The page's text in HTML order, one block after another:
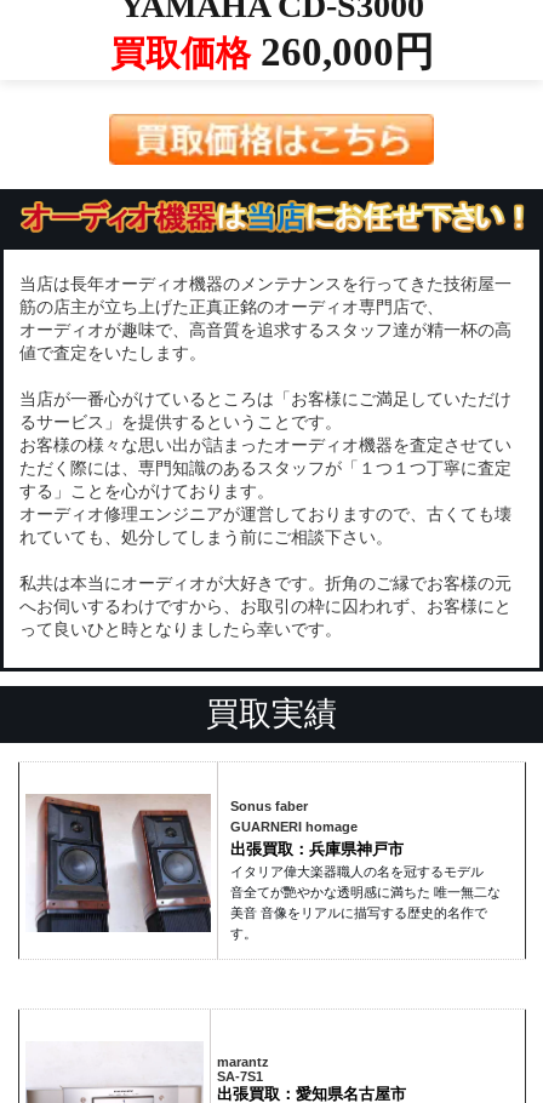
買取価格260,000円
当店は長年オーディオ機器のメンテナンスを行ってきた技術屋一
筋の店主が立ち上げた正真正銘のオーディオ専門店で、
オーディオが趣味で、高音質を追求するスタッフ達が精一杯の高
値で査定をいたします。
当店が一番心がけているところは「お客様にご満足していただけ
るサービス」を提供するということです。
お客様の様々な思い出が詰まったオーディオ機器を査定させてい
ただく際には、専門知識のあるスタッフが「１つ１つ丁寧に査定
する」ことを心がけております。
オーディオ修理エンジニアが運営しておりますので、古くても壊
れていても、処分してしまう前にご相談下さい。
私共は本当にオーディオが大好きです。折角のご縁でお客様の元
へお伺いするわけですから、お取引の枠に囚われず、お客様にと
って良いひと時となりましたら幸いです。
買取実績
Sonus faber
GUARNERI homage
出張買取：兵庫県神戸市
イタリア偉大楽器職人の名を冠するモデル
音全てが艷やかな透明感に満ちた 唯一無二な
美音 音像をリアルに描写する歴史的名作で
す。
marantz
SA-7S1
出張買取：愛知県名古屋市